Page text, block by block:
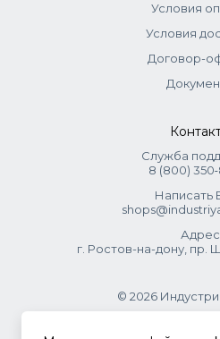
Условия
Условия
Договор-
Служба
8 (800)
Написать
Адрес
г. Ростов-на-дону, пр.
© 2026
.